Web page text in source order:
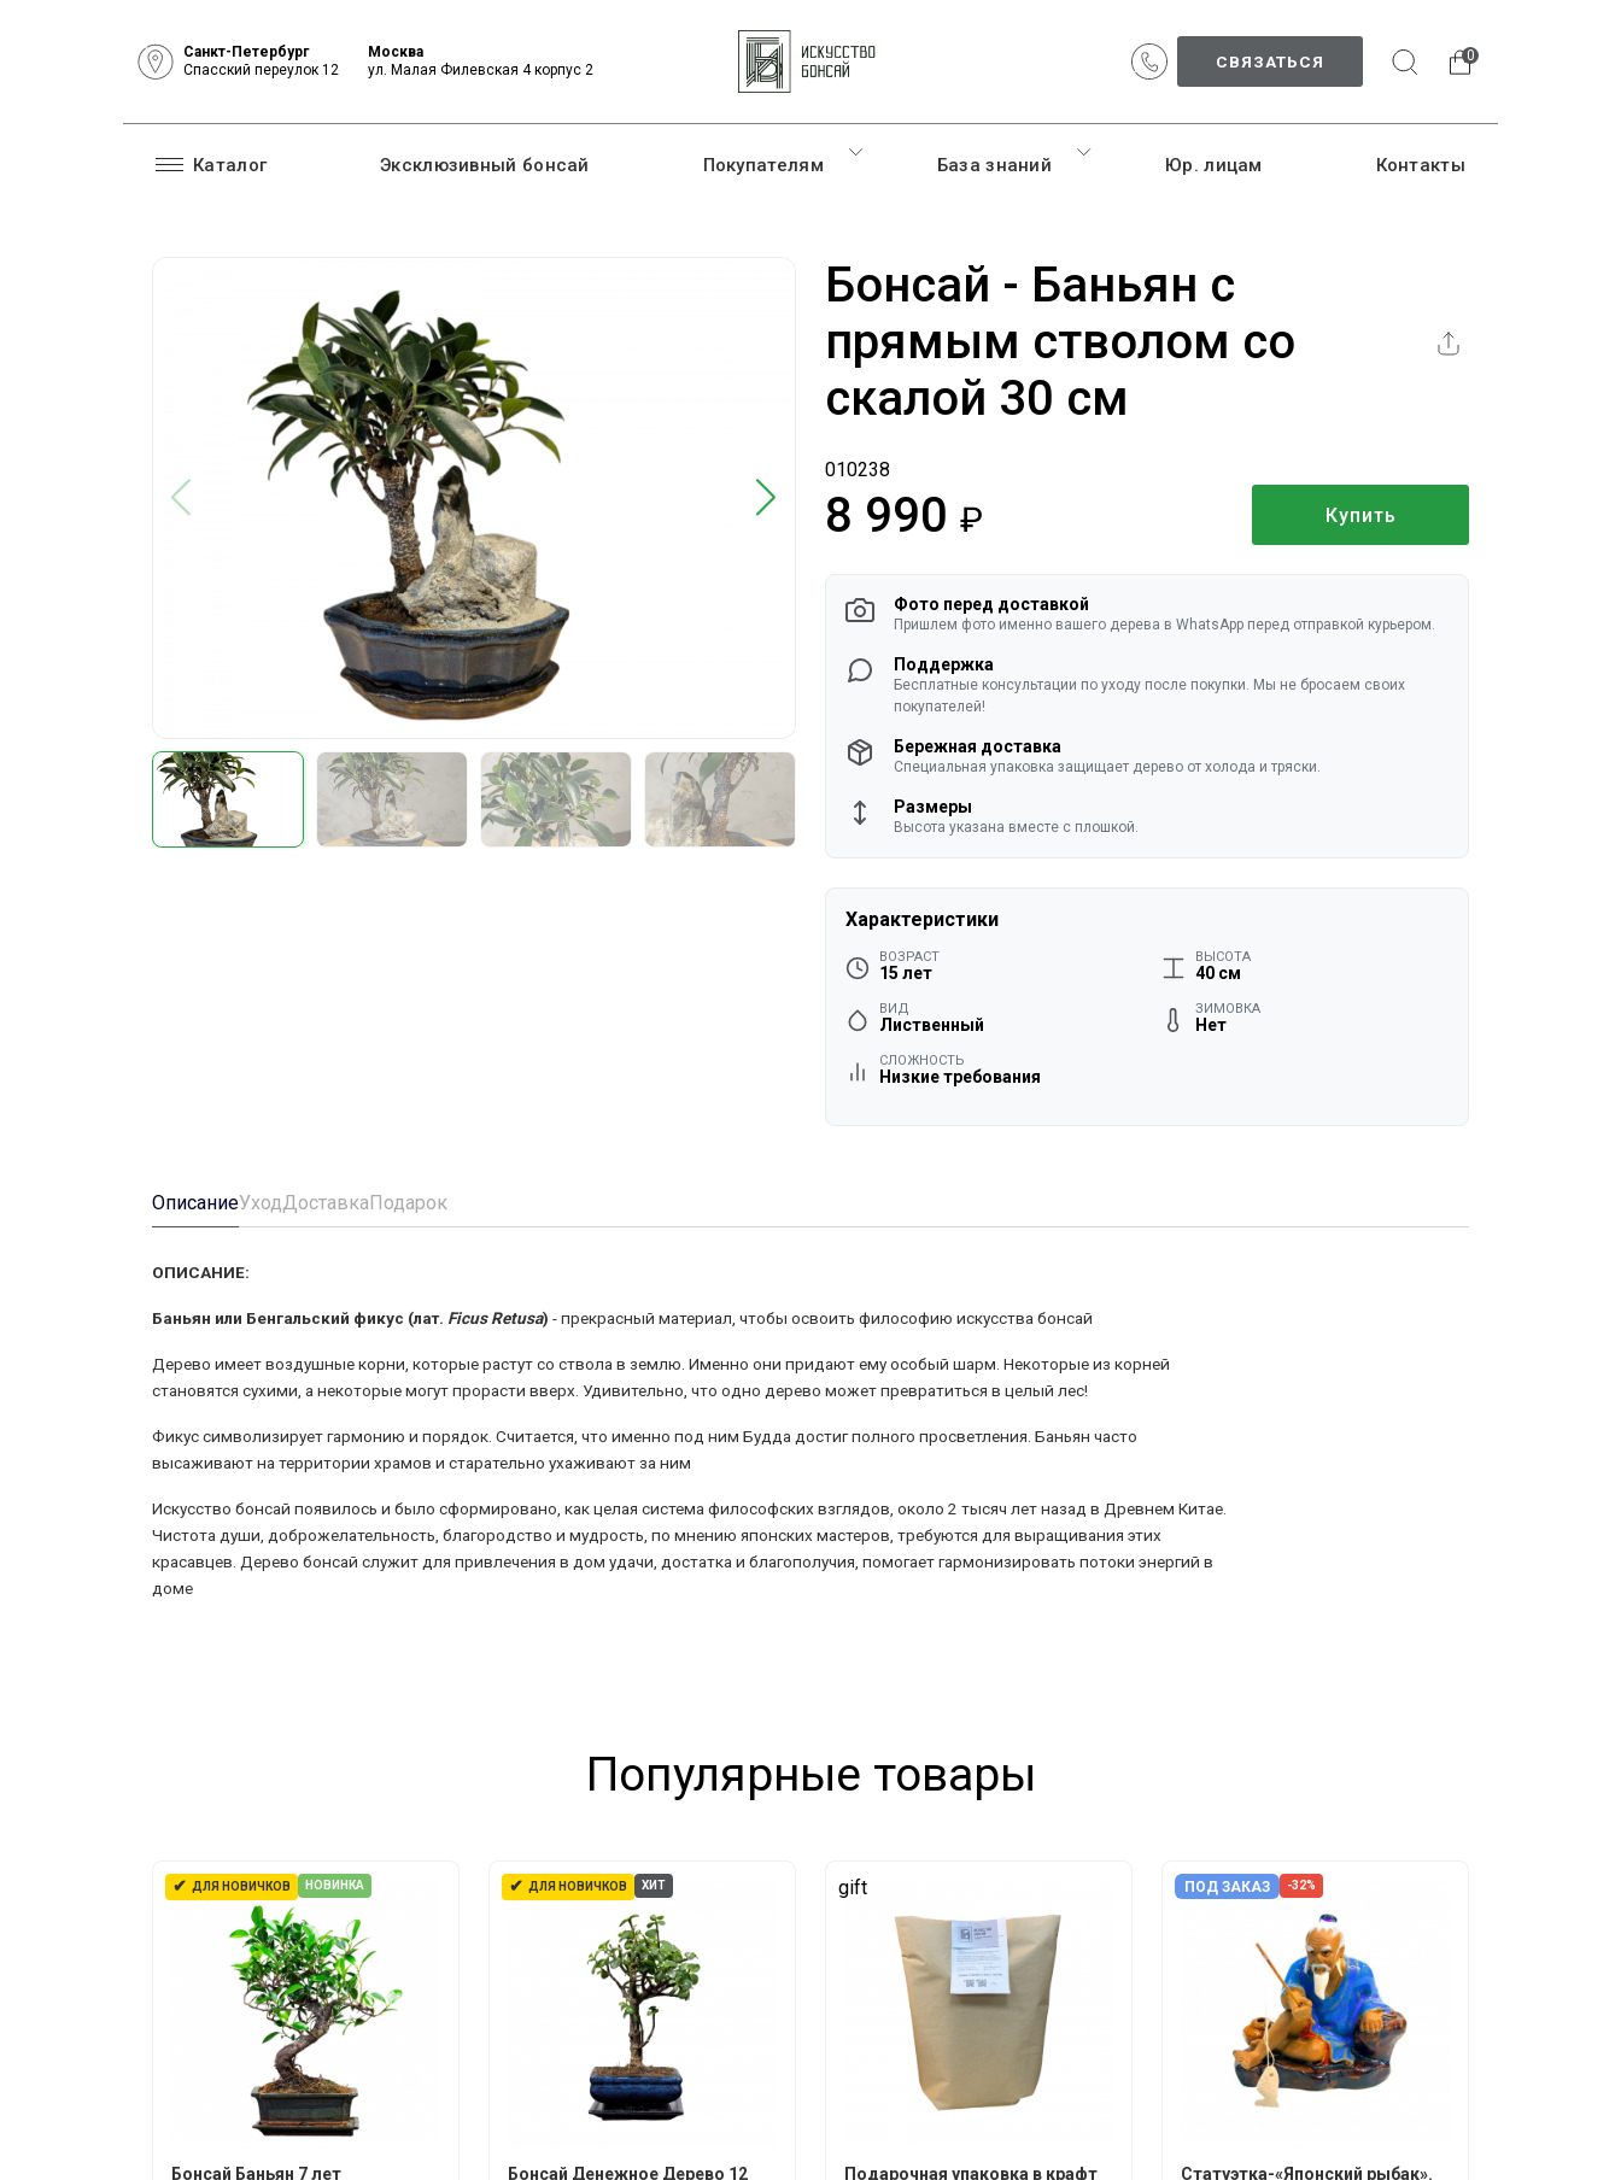
Санкт-Петербург
Спасский переулок 12
Москва
ул. Малая Филевская 4 корпус 2
СВЯЗАТЬСЯ 0
Каталог Эксклюзивный бонсай Покупателям База знаний Юр. лицам Контакты
Бонсай - Баньян с
прямым стволом со
скалой 30 см
010238
8 990 Купить
Фото перед доставкой
Пришлем фото именно вашего дерева в WhatsApp перед отправкой курьером.
Поддержка
Бесплатные консультации по уходу после покупки. Мы не бросаем своих
покупателей!
Бережная доставка
Специальная упаковка защищает дерево от холода и тряски.
Размеры
Высота указана вместе с плошкой.
Характеристики
ВОЗРАСТ
15 лет
ВЫСОТА
40 см
ВИД
Лиственный
ЗИМОВКА
Нет
СЛОЖНОСТЬ
Низкие требования
ОписаниеУходДоставкаПодарок
ОПИСАНИЕ:
Баньян или Бенгальский фикус (лат. Ficus Retusa) - прекрасный материал, чтобы освоить философию искусства бонсай
Дерево имеет воздушные корни, которые растут со ствола в землю. Именно они придают ему особый шарм. Некоторые из корней
становятся сухими, а некоторые могут прорасти вверх. Удивительно, что одно дерево может превратиться в целый лес!
Фикус символизирует гармонию и порядок. Считается, что именно под ним Будда достиг полного просветления. Баньян часто
высаживают на территории храмов и старательно ухаживают за ним
Искусство бонсай появилось и было сформировано, как целая система философских взглядов, около 2 тысяч лет назад в Древнем Китае.
Чистота души, доброжелательность, благородство и мудрость, по мнению японских мастеров, требуются для выращивания этих
красавцев. Дерево бонсай служит для привлечения в дом удачи, достатка и благополучия, помогает гармонизировать потоки энергий в
доме
Популярные товары
✔ ДЛЯ НОВИЧКОВ НОВИНКА
Бонсай Баньян 7 лет
✔ ДЛЯ НОВИЧКОВ ХИТ
Бонсай Денежное Дерево 12
gift
Подарочная упаковка в крафт
ПОД ЗАКАЗ -32%
Статуэтка-«Японский рыбак».